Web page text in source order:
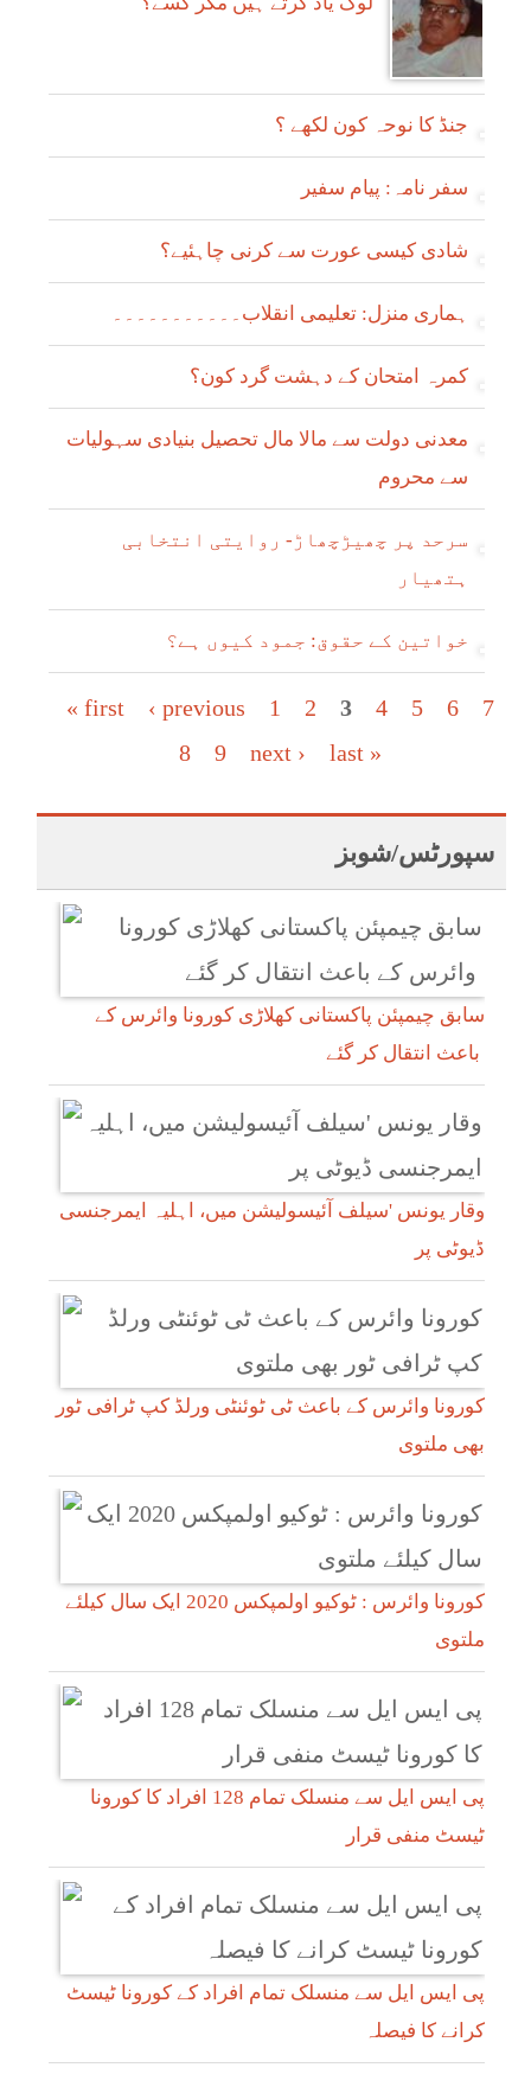
جنڈ کا نوحہ کون لکھے ؟
سفر نامہ: پیام سفیر
شادی کیسی عورت سے کرنی چاہئیے؟
ہماری منزل: تعلیمی انقلاب۔۔۔۔۔۔۔۔۔۔۔
کمرہ امتحان کے دہشت گرد کون؟
معدنی دولت سے مالا مال تحصیل بنیادی سہولیات
سے محروم
سرحد پر چھیڑچھاڑ- روایتی انتخابی
ہتھیار
خواتین کے حقوق: جمود کیوں ہے؟
Pages
« first ‹ previous 1 2 3 4 5 6
7
8
9 next › last »
سپورٹس/شوبز
سابق چیمپئن پاکستانی کھلاڑی کورونا وائرس کے
وقار یونس 'سیلف آئیسولیشن میں، اہلیہ ایمرجنسی
ڈیوٹی پر
کورونا وائرس کے باعث ٹی ٹوئنٹی ورلڈ کپ ٹرافی ٹور
بھی ملتوی
کورونا وائرس : ٹوکیو اولمپکس 2020 ایک سال کیلئے
ملتوی
پی ایس ایل سے منسلک تمام 128 افراد کا کورونا
ٹیسٹ منفی قرار
پی ایس ایل سے منسلک تمام افراد کے کورونا ٹیسٹ
کرانے کا فیصلہ